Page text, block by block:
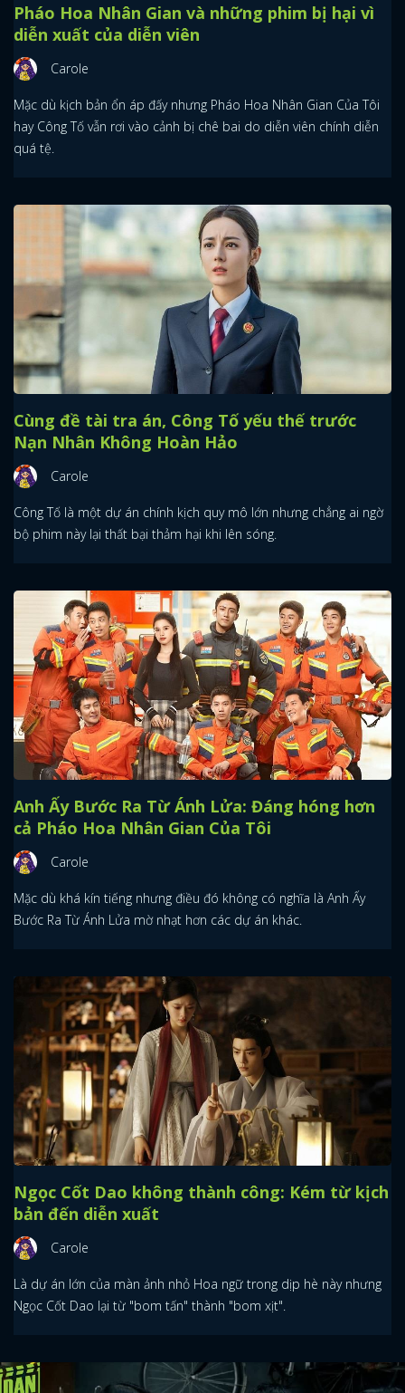
Pháo Hoa Nhân Gian và những phim bị hại vì
diễn xuất của diễn viên
Carole
Mặc dù kịch bản ổn áp đấy nhưng Pháo Hoa Nhân Gian Của Tôi
hay Công Tố vẫn rơi vào cảnh bị chê bai do diễn viên chính diễn
quá tệ.
Cùng đề tài tra án, Công Tố yếu thế trước
Nạn Nhân Không Hoàn Hảo
Carole
Công Tố là một dự án chính kịch quy mô lớn nhưng chẳng ai ngờ
bộ phim này lại thất bại thảm hại khi lên sóng.
Anh Ấy Bước Ra Từ Ánh Lửa: Đáng hóng hơn
cả Pháo Hoa Nhân Gian Của Tôi
Carole
Mặc dù khá kín tiếng nhưng điều đó không có nghĩa là Anh Ấy
Bước Ra Từ Ánh Lửa mờ nhạt hơn các dự án khác.
Ngọc Cốt Dao không thành công: Kém từ kịch
bản đến diễn xuất
Carole
Là dự án lớn của màn ảnh nhỏ Hoa ngữ trong dịp hè này nhưng
Ngọc Cốt Dao lại từ "bom tấn" thành "bom xịt".